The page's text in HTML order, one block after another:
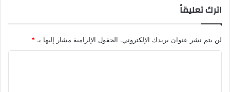
اترك تعليقاً
لن يتم نشر عنوان بريدك الإلكتروني. الحقول الإلزامية مشار إليها بـ *